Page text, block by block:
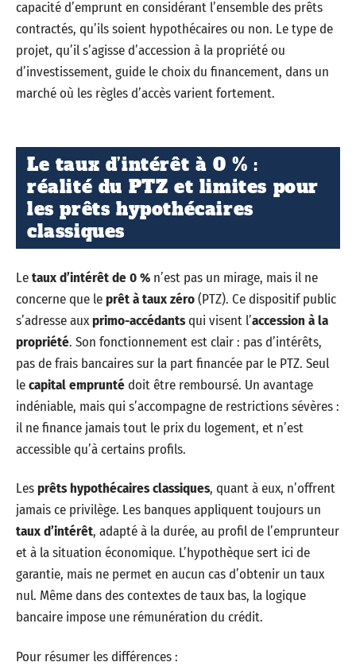
capacité d’emprunt en considérant l’ensemble des prêts
contractés, qu’ils soient hypothécaires ou non. Le type de
projet, qu’il s’agisse d’accession à la propriété ou
d’investissement, guide le choix du financement, dans un
marché où les règles d’accès varient fortement.
Le taux d’intérêt à 0 % :
réalité du PTZ et limites pour
les prêts hypothécaires
classiques
Letaux d’intérêt de 0 % n’est pas un mirage, mais il ne
concerne que leprêt à taux zéro(PTZ). Ce dispositif public
s’adresse auxprimo-accédantsqui visent l’accession à la
propriété. Son fonctionnement est clair : pas d’intérêts,
pas de frais bancaires sur la part financée par le PTZ. Seul
lecapital empruntédoit être remboursé. Un avantage
indéniable, mais qui s’accompagne de restrictions sévères :
il ne finance jamais tout le prix du logement, et n’est
accessible qu’à certains profils.
Lesprêts hypothécaires classiques, quant à eux, n’offrent
jamais ce privilège. Les banques appliquent toujours un
taux d’intérêt, adapté à la durée, au profil de l’emprunteur
et à la situation économique. L’hypothèque sert ici de
garantie, mais ne permet en aucun cas d’obtenir un taux
nul. Même dans des contextes de taux bas, la logique
bancaire impose une rémunération du crédit.
Pour résumer les différences :